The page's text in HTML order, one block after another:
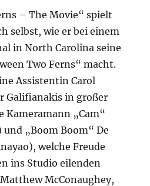
– The Movie“ spielt
selbst, wie er bei einem
in North Carolina seine
Two Ferns“ macht.
Assistentin Carol
Galifianakis in großer
Kameramann „Cam“
und „Boom Boom“ De
welche Freude
ins Studio eilenden
McConaughey,